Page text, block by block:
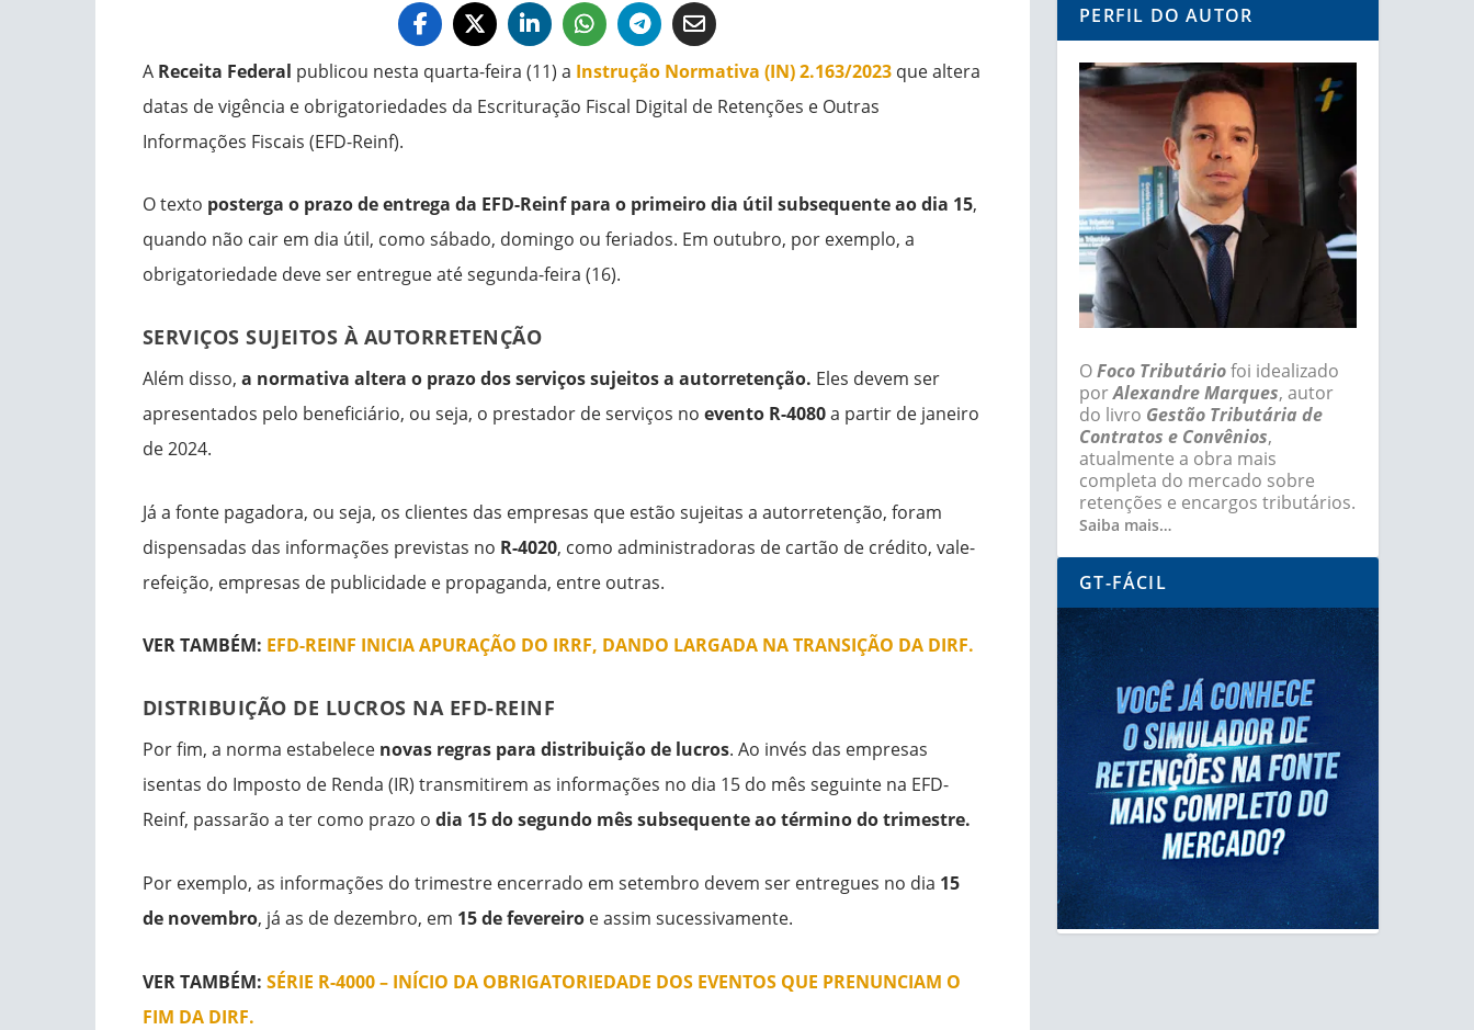
A Receita Federal publicou nesta quarta-feira (11) a Instrução Normativa (IN) 2.163/2023que altera
datas de vigência e obrigatoriedades da Escrituração Fiscal Digital de Retenções e Outras
Informações Fiscais (EFD-Reinf).
O texto posterga o prazo de entrega da EFD-Reinf para o primeiro dia útil subsequente ao dia 15,
quando não cair em dia útil, como sábado, domingo ou feriados. Em outubro, por exemplo, a
obrigatoriedade deve ser entregue até segunda-feira (16).
SERVIÇOS SUJEITOS À AUTORRETENÇÃO
Além disso, a normativa altera o prazo dos serviços sujeitos a autorretenção. Eles devem ser
apresentados pelo beneficiário, ou seja, o prestador de serviços no evento R-4080a partir de janeiro
de 2024.
Já a fonte pagadora, ou seja, os clientes das empresas que estão sujeitas a autorretenção, foram
dispensadas das informações previstas no R-4020, como administradoras de cartão de crédito, vale-
refeição, empresas de publicidade e propaganda, entre outras.
VER TAMBÉM: EFD-REINF INICIA APURAÇÃO DO IRRF, DANDO LARGADA NA TRANSIÇÃO DA DIRF.
DISTRIBUIÇÃO DE LUCROS NA EFD-REINF
Por fim, a norma estabelece novas regras para distribuição de lucros. Ao invés das empresas
isentas do Imposto de Renda (IR) transmitirem as informações no dia 15 do mês seguinte na EFD-
Reinf, passarão a ter como prazo o dia 15 do segundo mês subsequente ao término do trimestre.
Por exemplo, as informações do trimestre encerrado em setembro devem ser entregues no dia 15
de novembro, já as de dezembro, em 15 de fevereiroe assim sucessivamente.
VER TAMBÉM: SÉRIE R-4000 – INÍCIO DA OBRIGATORIEDADE DOS EVENTOS QUE PRENUNCIAM O
FIM DA DIRF.
PERFIL DO AUTOR
OFoco Tributáriofoi idealizado
porAlexandre Marques, autor
do livro Gestão Tributária de
Contratos e Convênios,
atualmente a obra mais
completa do mercado sobre
retenções e encargos tributários.
Saiba mais…
GT-FÁCIL